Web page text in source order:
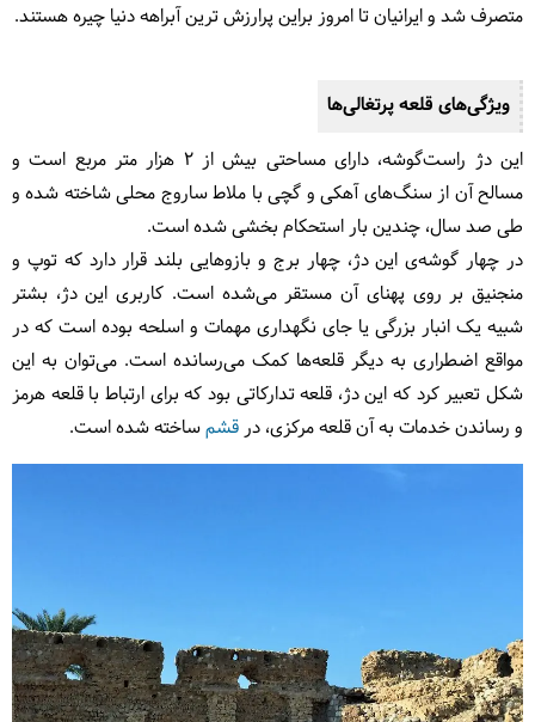
متصرف شد و ایرانیان تا امروز براین پرارزش ترین آبراهه دنیا چیره هستند.
ویژگی‌های قلعه پرتغالی‌ها
این دژ راست‌گوشه‌، دارای مساحتی بیش از 2 هزار متر مربع است و
مسالح آن از سنگ‌های آهکی و گچی با ملاط ساروج محلی شاخته شده و
طی صد سال، چندین بار استحکام بخشی شده است.
در چهار گوشه‌ی این دژ، چهار برج و بازوهایی بلند قرار دارد که توپ و
منجنیق بر روی پهنای آن مستقر می‌شده است. کاربری این دژ، بشتر
شبیه یک انبار بزرگی یا جای نگهداری مهمات و اسلحه بوده است که در
مواقع اضطراری به دیگر قلعه‌ها کمک می‌رسانده است. می‌توان به این
شکل تعبیر کرد که این دژ، قلعه تدارکاتی بود که برای ارتباط با قلعه هرمز
و رساندن خدمات به آن قلعه مرکزی، درقشمساخته شده است.